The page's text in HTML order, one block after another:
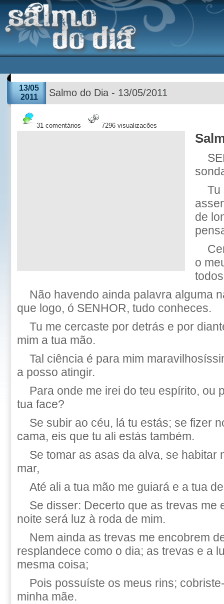
13/05
2011
Salmo do Dia - 13/05/2011
31 comentários 7296 visualizações
Tu
de
o
Não havendo ainda palavra alguma
que logo, ó SENHOR, tudo conheces.
Tu me cercaste por detrás e por
mim a tua mão.
Tal ciência é para mim
a posso atingir.
Para onde me irei do teu espírito, ou
tua face?
Se subir ao céu, lá tu estás; se fizer
cama, eis que tu ali estás também.
Se tomar as asas da alva, se habitar
mar,
Até ali a tua mão me guiará e a tua
Se disser: Decerto que as trevas me
noite será luz à roda de mim.
Nem ainda as trevas me encobrem
resplandece como o dia; as trevas e a
mesma coisa;
Pois possuíste os meus rins;
minha mãe.